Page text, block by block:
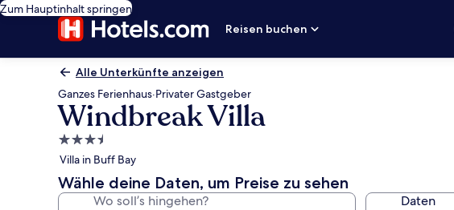
Zum Hauptinhalt springen
Reisen buchen
Alle Unterkünfte anzeigen
Ganzes Ferienhaus·Privater Gastgeber
Windbreak Villa
3.5-
Sterne-
Unterkunft
Villa in Buff Bay
Wähle deine Daten, um Preise zu sehen
Wo soll’s hingehen? Daten